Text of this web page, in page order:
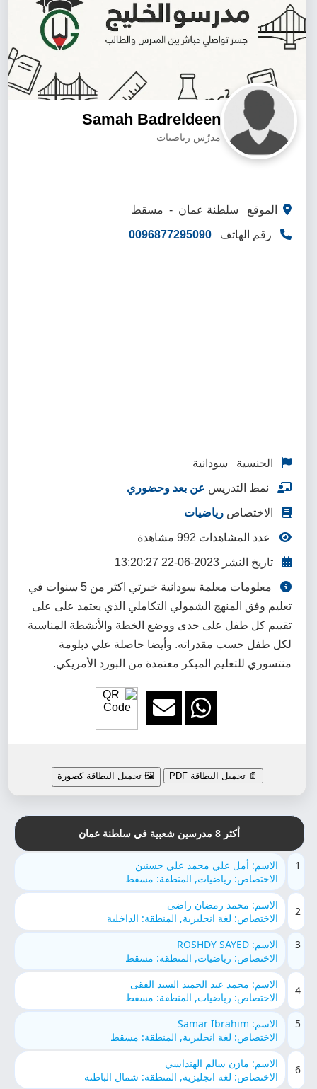
Samah Badreldeen
مدرّس رياضيات
الموقع سلطنة عمان - مسقط
رقم الهاتف 0096877295090
الجنسية سودانية
نمط التدريس عن بعد وحضوري
الاختصاص رياضيات
عدد المشاهدات 992 مشاهدة
تاريخ النشر 2023-06-22 13:20:27
معلومات معلمة سودانية خبرتي اكثر من 5 سنوات في
تعليم وفق المنهج الشمولي التكاملي الذي يعتمد على على
تقييم كل طفل على حدى ووضع الخطة والأنشطة المناسبة
لكل طفل حسب مقدراته. وأيضا حاصلة علي دبلومة
منتسوري للتعليم المبكر معتمدة من البورد الأمريكي.
📄 تحميل البطاقة PDF 🖼️ تحميل البطاقة كصورة
أكثر 8 مدرسين شعبية في سلطنة عمان
1
الاسم: أمل علي محمد علي حسنين
الاختصاص: رياضيات, المنطقة: مسقط
2
الاسم: محمد رمضان راضى
الاختصاص: لغة انجليزية, المنطقة: الداخلية
3
الاسم: ROSHDY SAYED
الاختصاص: رياضيات, المنطقة: مسقط
4
الاسم: محمد عبد الحميد السيد الفقى
الاختصاص: رياضيات, المنطقة: مسقط
5
الاسم: Samar Ibrahim
الاختصاص: لغة انجليزية, المنطقة: مسقط
6
الاسم: مازن سالم الهنداسي
الاختصاص: لغة انجليزية, المنطقة: شمال الباطنة